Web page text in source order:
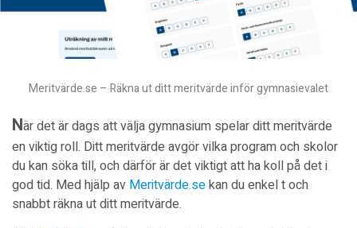
Meritvärde.se – Räkna ut ditt meritvärde inför gymnasievalet
När det är dags att välja gymnasium spelar ditt meritvärde
en viktig roll. Ditt meritvärde avgör vilka program och skolor
du kan söka till, och därför är det viktigt att ha koll på det i
god tid. Med hjälp av Meritvärde.sekan du enkel t och
snabbt räkna ut ditt meritvärde.